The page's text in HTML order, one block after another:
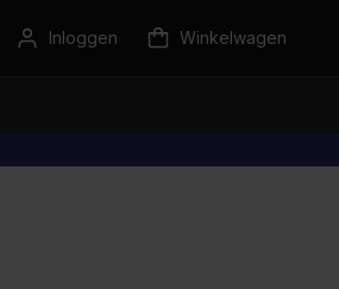
Inloggen Winkelwagen